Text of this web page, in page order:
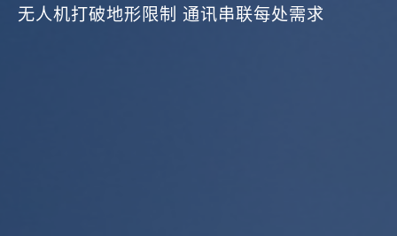
无人机打破地形限制 通讯串联每处需求